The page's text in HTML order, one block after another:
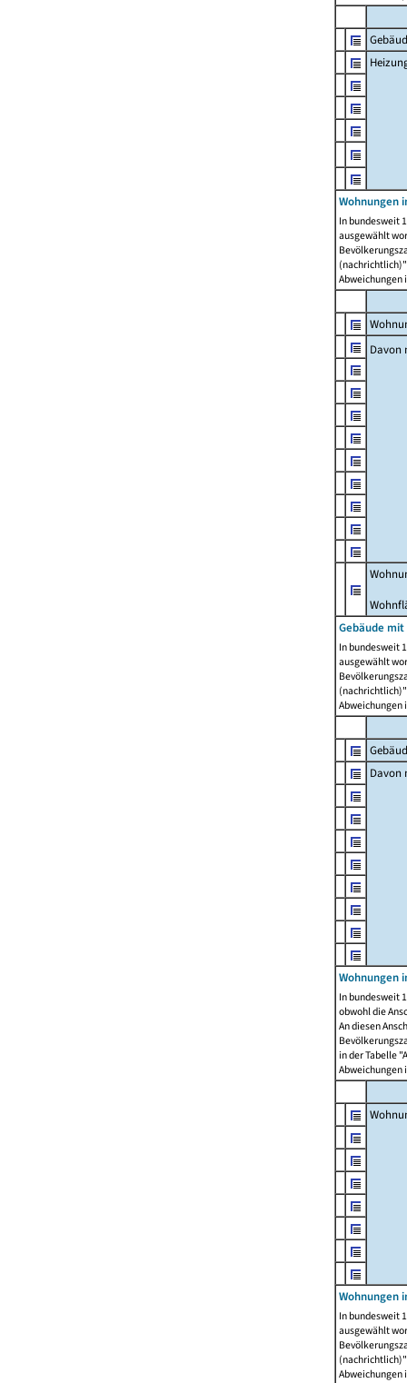
Wohnungen
In bundesweit
ausgewählt
Abweichungen
Davon
Gebäude
In bundesweit
ausgewählt
Abweichungen
Davon
Wohnungen
In bundesweit
obwohl die
An diesen
in der Tabelle
Abweichungen
Wohnungen
In bundesweit
ausgewählt
Abweichungen